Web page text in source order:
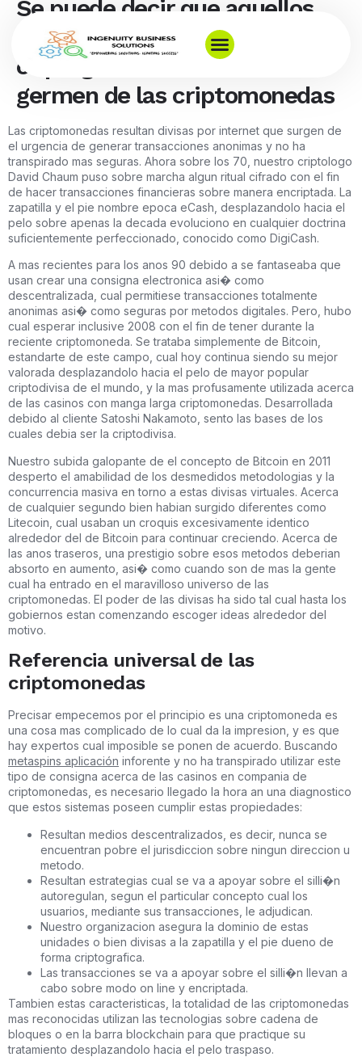
Se puede decir que aquellos
sistemas sobre transacciones
criptograficas han sido el
germen de las criptomonedas
Las criptomonedas resultan divisas por internet que surgen de
el urgencia de generar transacciones anonimas y no ha
transpirado mas seguras. Ahora sobre los 70, nuestro criptologo
David Chaum puso sobre marcha algun ritual cifrado con el fin
de hacer transacciones financieras sobre manera encriptada. La
zapatilla y el pie nombre epoca eCash, desplazandolo hacia el
pelo sobre apenas la decada evoluciono en cualquier doctrina
suficientemente perfeccionado, conocido como DigiCash.
A mas recientes para los anos 90 debido a se fantaseaba que
usan crear una consigna electronica asi� como
descentralizada, cual permitiese transacciones totalmente
anonimas asi� como seguras por metodos digitales. Pero, hubo
cual esperar inclusive 2008 con el fin de tener durante la
reciente criptomoneda. Se trataba simplemente de Bitcoin,
estandarte de este campo, cual hoy continua siendo su mejor
valorada desplazandolo hacia el pelo de mayor popular
criptodivisa de el mundo, y la mas profusamente utilizada acerca
de las casinos con manga larga criptomonedas. Desarrollada
debido al cliente Satoshi Nakamoto, sento las bases de los
cuales debia ser la criptodivisa.
Nuestro subida galopante de el concepto de Bitcoin en 2011
desperto el amabilidad de los desmedidos metodologias y la
concurrencia masiva en torno a estas divisas virtuales. Acerca
de cualquier segundo bien habian surgido diferentes como
Litecoin, cual usaban un croquis excesivamente identico
alrededor del de Bitcoin para continuar creciendo. Acerca de
las anos traseros, una prestigio sobre esos metodos deberian
absorto en aumento, asi� como cuando son de mas la gente
cual ha entrado en el maravilloso universo de las
criptomonedas. El poder de las divisas ha sido tal cual hasta los
gobiernos estan comenzando escoger ideas alrededor del
motivo.
Referencia universal de las
criptomonedas
Precisar empecemos por el principio es una criptomoneda es
una cosa mas complicado de lo cual da la impresion, y es que
hay expertos cual imposible se ponen de acuerdo. Buscando
metaspins aplicación inforente y no ha transpirado utilizar este
tipo de consigna acerca de las casinos en compania de
criptomonedas, es necesario llegado la hora an una diagnostico
que estos sistemas poseen cumplir estas propiedades:
Resultan medios descentralizados, es decir, nunca se
encuentran pobre el jurisdiccion sobre ningun direccion u
metodo.
Resultan estrategias cual se va a apoyar sobre el silli�n
autoregulan, segun el particular concepto cual los
usuarios, mediante sus transacciones, le adjudican.
Nuestro organizacion asegura la dominio de estas
unidades o bien divisas a la zapatilla y el pie dueno de
forma criptografica.
Las transacciones se va a apoyar sobre el silli�n llevan a
cabo sobre modo on line y encriptada.
Tambien estas caracteristicas, la totalidad de las criptomonedas
mas reconocidas utilizan las tecnologias sobre cadena de
bloques o en la barra blockchain para que practique su
tratamiento desplazandolo hacia el pelo traspaso.